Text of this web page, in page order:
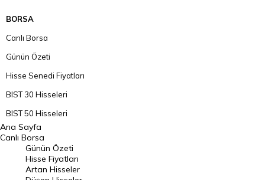
BORSA
Canlı Borsa
Günün Özeti
Hisse Senedi Fiyatları
BIST 30 Hisseleri
BIST 50 Hisseleri
BIST 100 Hisseleri
En Çok Artan Hisseler
En Çok Düşen Hisseler
Ana Sayfa
Canlı Borsa
Günün Özeti
Hisse Fiyatları
Artan Hisseler